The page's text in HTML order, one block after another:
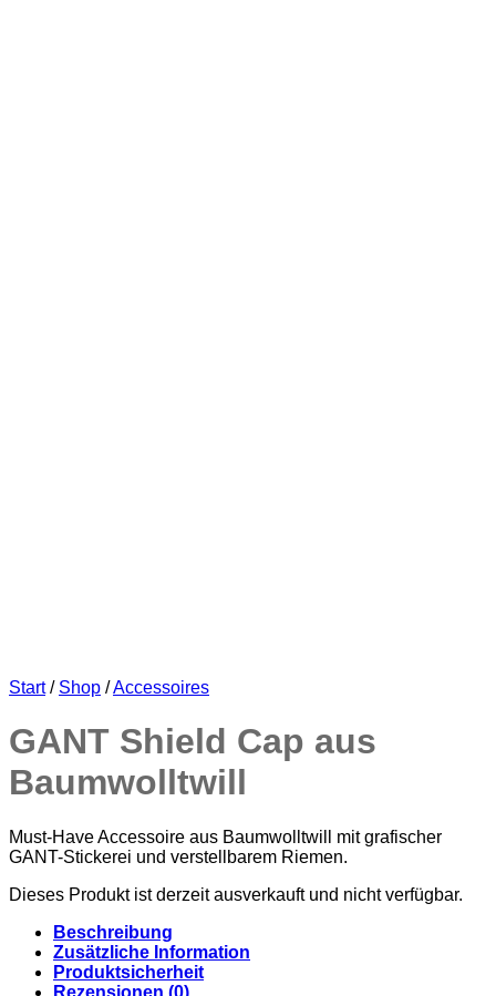
Start / Shop /Accessoires
GANT Shield Cap aus
Baumwolltwill
Must-Have Accessoire aus Baumwolltwill mit grafischer
GANT-Stickerei und verstellbarem Riemen.
Dieses Produkt ist derzeit ausverkauft und nicht verfügbar.
Beschreibung
Zusätzliche Information
Produktsicherheit
Rezensionen (0)